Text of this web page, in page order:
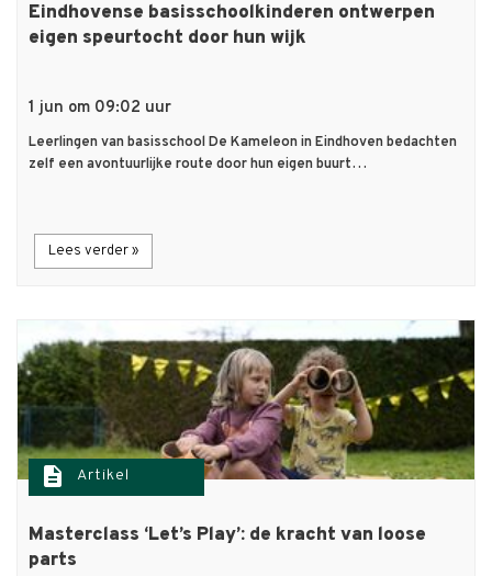
Eindhovense basisschoolkinderen ontwerpen
eigen speurtocht door hun wijk
1 jun om 09:02 uur
Leerlingen van basisschool De Kameleon in Eindhoven bedachten
zelf een avontuurlijke route door hun eigen buurt…
Lees verder »
description Artikel
Masterclass ‘Let’s Play’: de kracht van loose
parts